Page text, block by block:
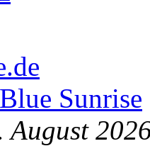
Sunrise
August